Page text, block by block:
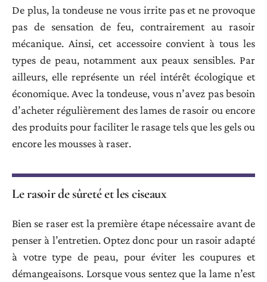
De plus, la tondeuse ne vous irrite pas et ne provoque
pas de sensation de feu, contrairement au rasoir
mécanique. Ainsi, cet accessoire convient à tous les
types de peau, notamment aux peaux sensibles. Par
ailleurs, elle représente un réel intérêt écologique et
économique. Avec la tondeuse, vous n’avez pas besoin
d’acheter régulièrement des lames de rasoir ou encore
des produits pour faciliter le rasage tels que les gels ou
encore les mousses à raser.
Le rasoir de sûreté et les ciseaux
Bien se raser est la première étape nécessaire avant de
penser à l’entretien. Optez donc pour un rasoir adapté
à votre type de peau, pour éviter les coupures et
démangeaisons. Lorsque vous sentez que la lame n’est